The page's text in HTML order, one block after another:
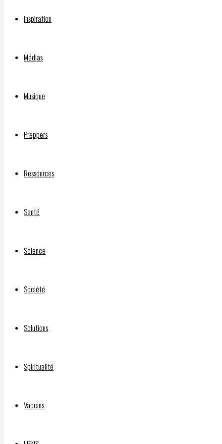
Inspiration
Médias
Musique
Preppers
Ressources
Santé
Science
Société
Solutions
Spiritualité
Vaccins